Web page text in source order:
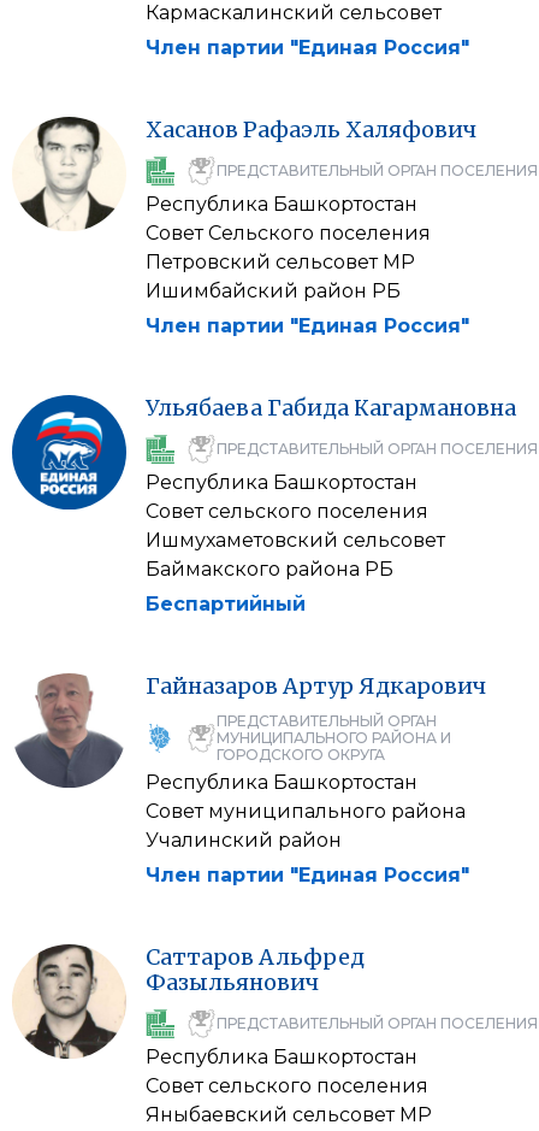
Кармаскалинский сельсовет
Член партии "Единая Россия"
Хасанов Рафаэль Халяфович
ПРЕДСТАВИТЕЛЬНЫЙ ОРГАН ПОСЕЛЕНИЯ
Республика Башкортостан
Совет Сельского поселения
Петровский сельсовет МР
Ишимбайский район РБ
Член партии "Единая Россия"
Ульябаева Габида Кагармановна
ПРЕДСТАВИТЕЛЬНЫЙ ОРГАН ПОСЕЛЕНИЯ
Республика Башкортостан
Совет сельского поселения
Ишмухаметовский сельсовет
Баймакского района РБ
Беспартийный
Гайназаров Артур Ядкарович
ПРЕДСТАВИТЕЛЬНЫЙ ОРГАН
МУНИЦИПАЛЬНОГО РАЙОНА И
ГОРОДСКОГО ОКРУГА
Республика Башкортостан
Совет муниципального района
Учалинский район
Член партии "Единая Россия"
Саттаров Альфред
Фазыльянович
ПРЕДСТАВИТЕЛЬНЫЙ ОРГАН ПОСЕЛЕНИЯ
Республика Башкортостан
Совет сельского поселения
Яныбаевский сельсовет МР